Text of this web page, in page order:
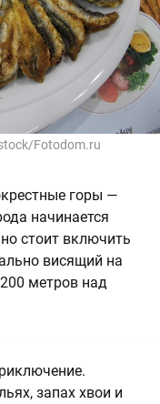
Fotodom.ru
горы —
начинается
стоит включить
висящий на
метров над
запах хвои и